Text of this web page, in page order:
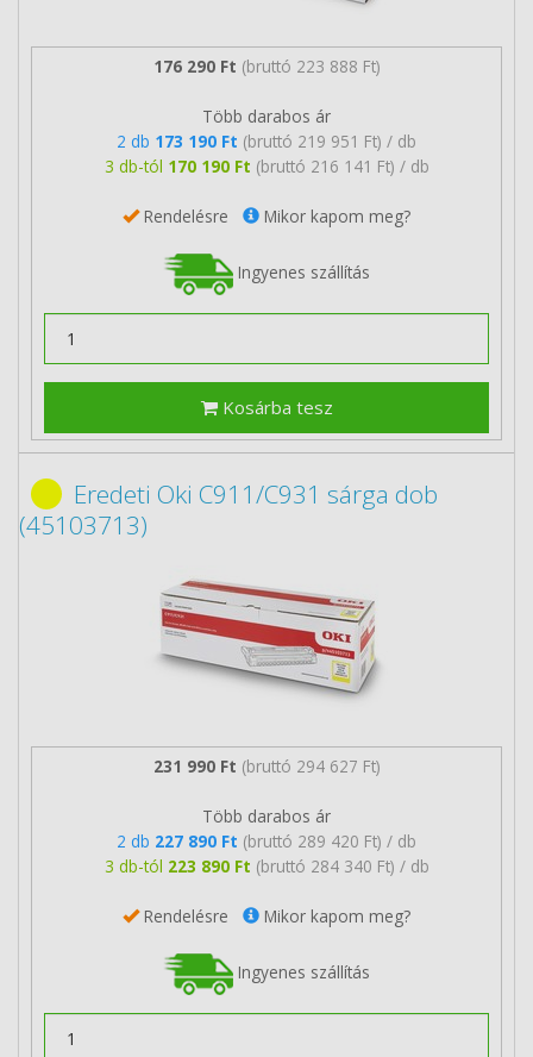
176 290 Ft (bruttó 223 888 Ft)
Több darabos ár
2 db 173 190 Ft (bruttó 219 951 Ft) / db
3 db-tól 170 190 Ft (bruttó 216 141 Ft) / db
Rendelésre Mikor kapom meg?
Ingyenes szállítás
Kosárba tesz
Eredeti Oki C911/C931 sárga dob
(45103713)
231 990 Ft (bruttó 294 627 Ft)
Több darabos ár
2 db 227 890 Ft (bruttó 289 420 Ft) / db
3 db-tól 223 890 Ft (bruttó 284 340 Ft) / db
Rendelésre Mikor kapom meg?
Ingyenes szállítás